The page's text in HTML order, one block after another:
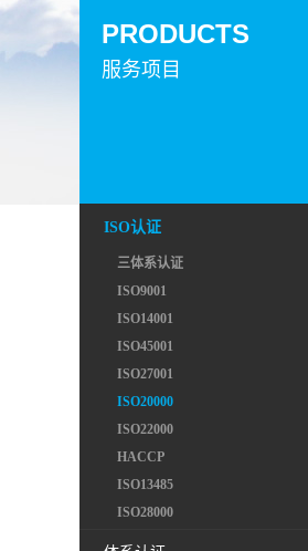
服务项目
PRODUCTS
ISO认证
三体系认证
ISO9001
ISO14001
ISO45001
ISO27001
ISO20000
ISO22000
HACCP
ISO13485
ISO28000